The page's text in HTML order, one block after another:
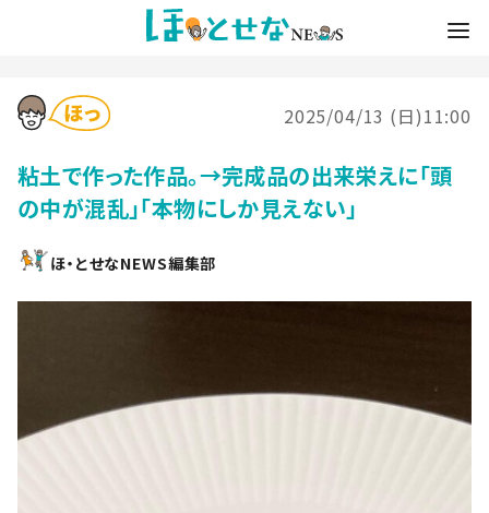
2025/04/13 (日)11:00
粘土で作った作品。→完成品の出来栄えに「頭
の中が混乱」「本物にしか見えない」
ほ・とせなNEWS編集部